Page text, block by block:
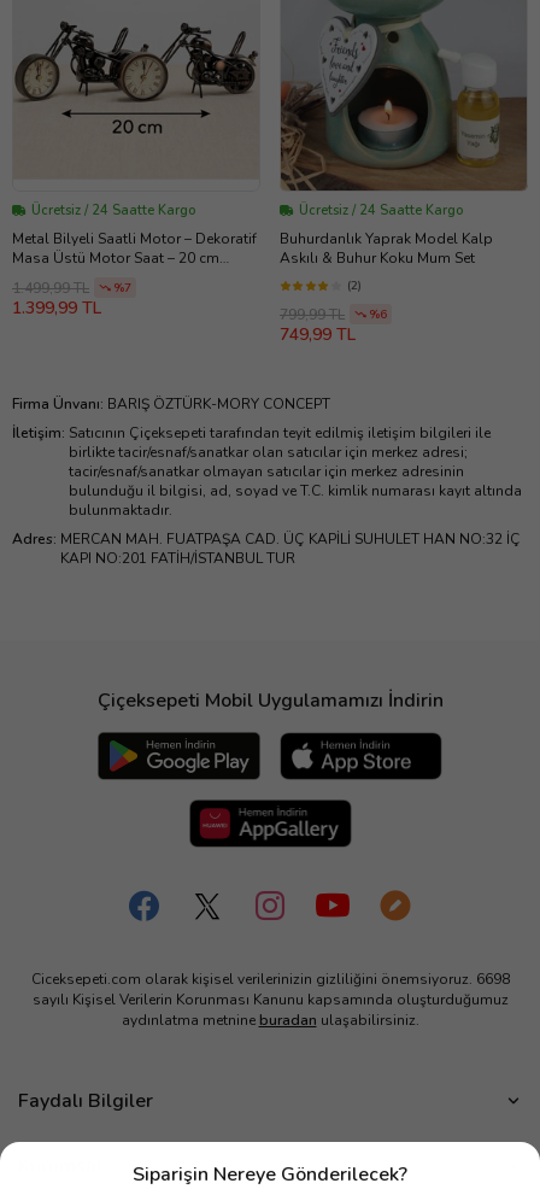
Siparişin Nereye Gönderilecek?
Ücretsiz / 24 Saatte Kargo
Metal Bilyeli Saatli Motor – Dekoratif
Masa Üstü Motor Saat – 20 cm
1.499,99 TL %7
1.399,99 TL
Ücretsiz / 24 Saatte Kargo
Buhurdanlık Yaprak Model Kalp
Askılı & Buhur Koku Mum Set
(2)
799,99 TL %6
749,99 TL
Firma Ünvanı: BARIŞ ÖZTÜRK-MORY CONCEPT
İletişim: Satıcının Çiçeksepeti tarafından teyit edilmiş iletişim bilgileri ile
birlikte tacir/esnaf/sanatkar olan satıcılar için merkez adresi;
tacir/esnaf/sanatkar olmayan satıcılar için merkez adresinin
bulunduğu il bilgisi, ad, soyad ve T.C. kimlik numarası kayıt altında
bulunmaktadır.
Adres: MERCAN MAH. FUATPAŞA CAD. ÜÇ KAPİLİ SUHULET HAN NO:32 İÇ
KAPI NO:201 FATİH/İSTANBUL TUR
Çiçeksepeti Mobil Uygulamamızı İndirin
Ciceksepeti.com olarak kişisel verilerinizin gizliliğini önemsiyoruz. 6698
sayılı Kişisel Verilerin Korunması Kanunu kapsamında oluşturduğumuz
aydınlatma metnine buradan ulaşabilirsiniz.
Faydalı Bilgiler
Çiçek Bakımı
Çiçek Eşliğinde Notlar